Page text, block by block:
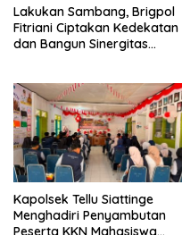
Lakukan Sambang, Brigpol
Fitriani Ciptakan Kedekatan
dan Bangun Sinergitas
Kapolsek Tellu Siattinge
Menghadiri Penyambutan
Peserta KKN Mahasiswa